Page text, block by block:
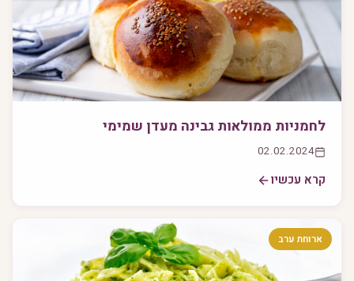
לחמניות ממולאות גבינה מעדן שמימי
02.02.2024
קרא עכשיו
ארוחת ערב